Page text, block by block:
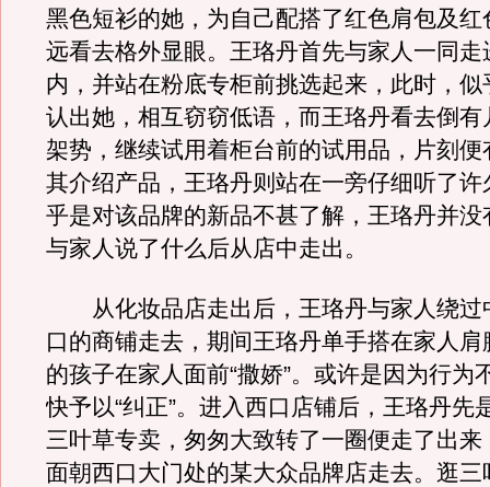
黑色短衫的她，为自己配搭了红色肩包及红
远看去格外显眼。王珞丹首先与家人一同走
内，并站在粉底专柜前挑选起来，此时，似
认出她，相互窃窃低语，而王珞丹看去倒有
架势，继续试用着柜台前的试用品，片刻便
其介绍产品，王珞丹则站在一旁仔细听了许
乎是对该品牌的新品不甚了解，王珞丹并没
与家人说了什么后从店中走出。
从化妆品店走出后，王珞丹与家人绕过
口的商铺走去，期间王珞丹单手搭在家人
的孩子在家人面前“撒娇”。或许是因为行为
快予以“纠正”。进入西口店铺后，王珞丹先
三叶草专卖，匆匆大致转了一圈便走了出来
面朝西口大门处的某大众品牌店走去。逛三